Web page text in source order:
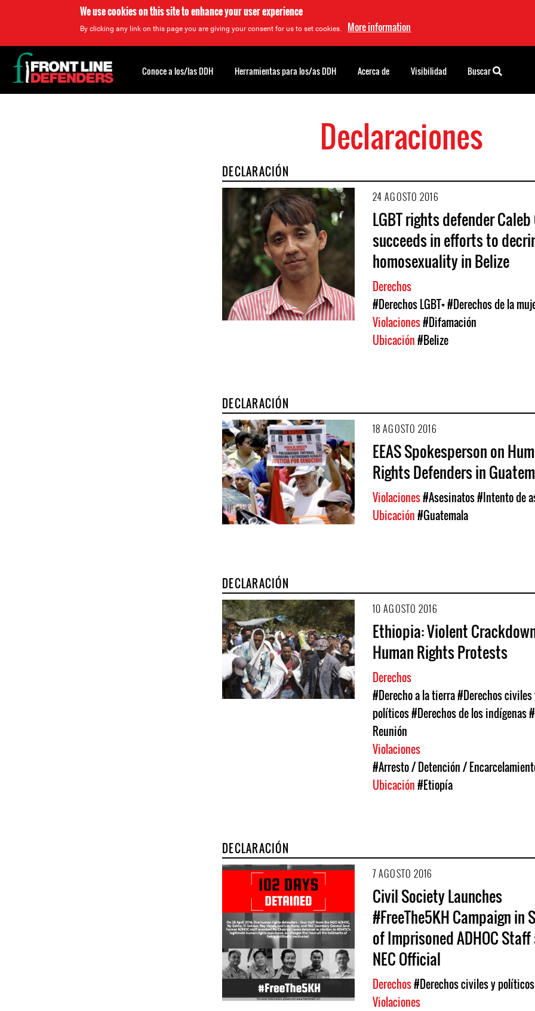
We use cookies on this site to enhance your user experience
By clicking any link on this page you are giving your consent for us to set cookies. More information
Declaraciones
DECLARACIÓN
24 AGOSTO 2016
LGBT rights defender Caleb
succeeds in efforts to
homosexuality in Belize
Derechos
#Derechos LGBT+#Derechos de la
Violaciones#Difamación
Ubicación#Belize
DECLARACIÓN
18 AGOSTO 2016
EEAS Spokesperson on
Rights Defenders in
Violaciones#Asesinatos#Intento de
Ubicación#Guatemala
DECLARACIÓN
10 AGOSTO 2016
Ethiopia: Violent
Human Rights Protests
Derechos
#Derecho a la tierra#Derechos civiles
políticos#Derechos de los indígenas
Reunión
Violaciones
#Arresto / Detención /
Ubicación#Etiopía
DECLARACIÓN
7 AGOSTO 2016
Civil Society Launches
#FreeThe5KH Campaign in
of Imprisoned ADHOC Staff
NEC Official
Derechos#Derechos civiles y políticos
Violaciones
Back
to
top
Conoce a los/las DDH Herramientas para los/as DDH Acerca de Visibilidad Buscar